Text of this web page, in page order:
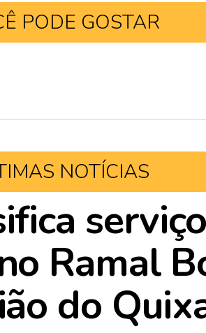
PODE GOSTAR
NOTÍCIAS
Ramal
do